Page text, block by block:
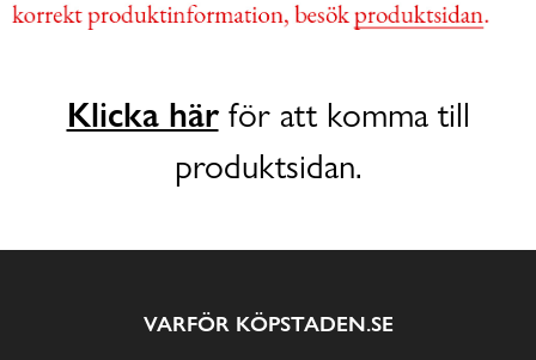
Klicka härför att komma till
produktsidan.
VARFÖR KÖPSTADEN.SE